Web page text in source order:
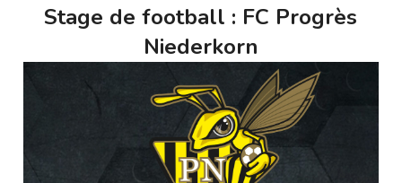
Stage de football : FC Progrès
Niederkorn